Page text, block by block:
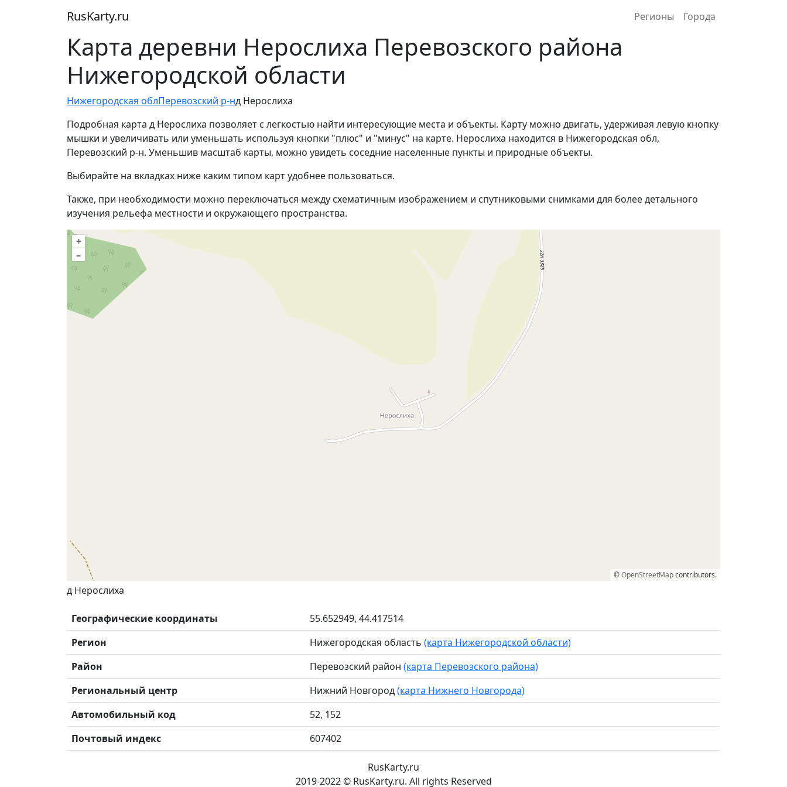
RusKarty.ru Регионы Города
Карта деревни Нерослиха Перевозского района
Нижегородской области
Нижегородская облПеревозский р-нд Нерослиха
Подробная карта д Нерослиха позволяет с легкостью найти интересующие места и объекты. Карту можно двигать, удерживая левую кнопку
мышки и увеличивать или уменьшать используя кнопки "плюс" и "минус" на карте. Нерослиха находится в Нижегородская обл,
Перевозский р-н. Уменьшив масштаб карты, можно увидеть соседние населенные пункты и природные объекты.
Выбирайте на вкладках ниже каким типом карт удобнее пользоваться.
Также, при необходимости можно переключаться между схематичным изображением и спутниковыми снимками для более детального
изучения рельефа местности и окружающего пространства.
+
–
©OpenStreetMapcontributors.
д Нерослиха
Географические координаты
55.652949, 44.417514
Регион
Нижегородская область (карта Нижегородской области)
Район
Перевозский район (карта Перевозского района)
Региональный центр
Нижний Новгород(карта Нижнего Новгорода)
Автомобильный код
52, 152
Почтовый индекс
607402
RusKarty.ru
2019-2022 © RusKarty.ru. All rights Reserved